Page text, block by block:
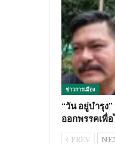
ข่าวการเมือง
“วัน อยู่บำรุง
ออกพรรคเพื่
PREV